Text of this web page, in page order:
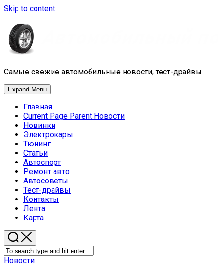
Skip to content
Самые свежие автомобильные новости, тест-драйвы
Expand Menu
Главная
Current Page Parent Новости
Новинки
Электрокары
Тюнинг
Статьи
Автоспорт
Ремонт авто
Автосоветы
Тест-драйвы
Контакты
Лента
Карта
Новости